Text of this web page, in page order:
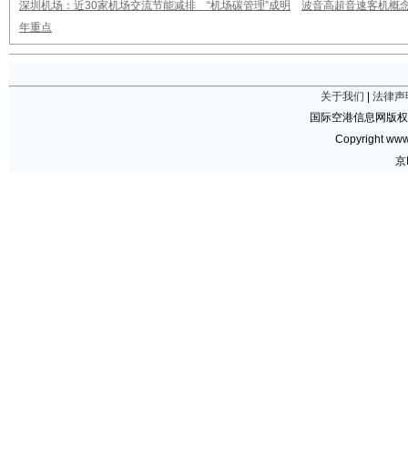
深圳机场：近30家机场交流节能减排 “机场碳管理”成明
年重点
波音高超音速客机概
关于我们
法律声
国际空港信息网版
Copyright